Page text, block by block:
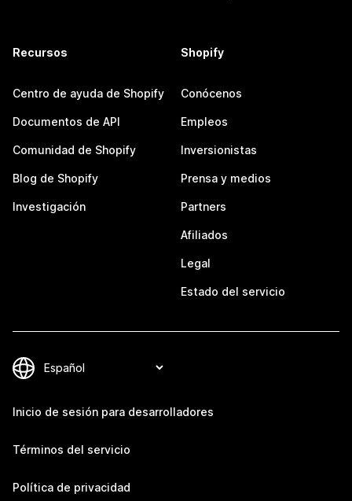
Recursos
Centro de ayuda de Shopify
Documentos de API
Comunidad de Shopify
Blog de Shopify
Investigación
Shopify
Conócenos
Empleos
Inversionistas
Prensa y medios
Partners
Afiliados
Legal
Estado del servicio
Inicio de sesión para desarrolladores
Términos del servicio
Política de privacidad